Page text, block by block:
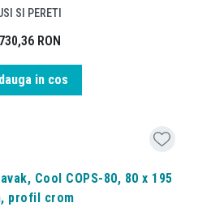
SI PERETI
730,36 RON
in cos
Cool COPS-80, 80 x 195
profil crom